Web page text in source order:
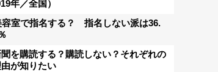
年／全国）
容室で指名する？ 指名しない派は36.
聞を購読する？購読しない？それぞれの
が知りたい